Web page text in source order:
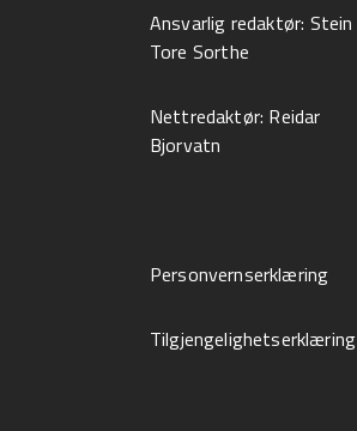
Ansvarlig redaktør: Stein
Tore Sorthe
Nettredaktør: Reidar
Bjorvatn
Personvernserklæring
Tilgjengelighetserklæring